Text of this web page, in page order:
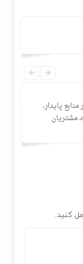
پایدار،
مشتریان
کنید.